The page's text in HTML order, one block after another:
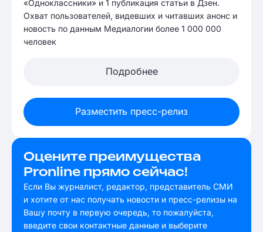
«Одноклассники» и 1 публикация статьи в Дзен.
Охват пользователей, видевших и читавших анонс и
новость по данным Медиалогии более 1 000 000
человек
Подробнее
Разместить пресс-релиз
Оцените преимущества
Pronline прямо сейчас!
Если Вы журналист, редактор, представитель СМИ
и хотите от нас получать новости и пресс-релизы на
Вашу почту в первую очередь, то пожалуйста,
введите свои контактные данные и выберите